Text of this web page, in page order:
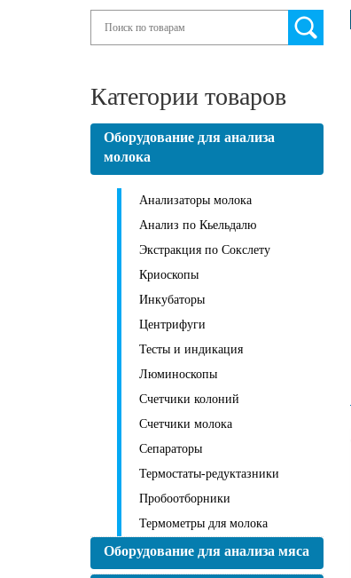
Категории товаров
Оборудование для анализа
молока
Анализаторы молока
Анализ по Кьельдалю
Экстракция по Сокслету
Криоскопы
Инкубаторы
Центрифуги
Тесты и индикация
Люминоскопы
Счетчики колоний
Счетчики молока
Сепараторы
Термостаты-редуктазники
Пробоотборники
Термометры для молока
Оборудование для анализа мяса